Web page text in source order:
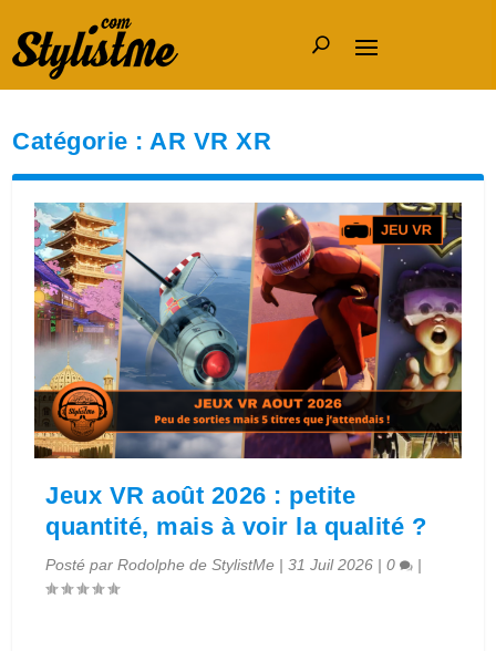
Catégorie :AR VR XR
Jeux VR août 2026 : petite
quantité, mais à voir la qualité ?
Posté parRodolphe de StylistMe |31 Juil 2026 |0 |